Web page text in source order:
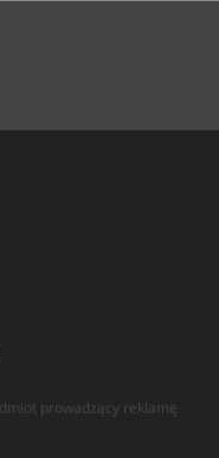
prowadzący reklamę